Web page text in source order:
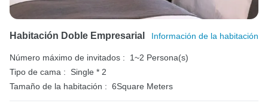
Habitación Doble Empresarial Información de la habitación
Número máximo de invitados :
1~2 Persona(s)
Tipo de cama :
Single * 2
Tamaño de la habitación : 6Square Meters